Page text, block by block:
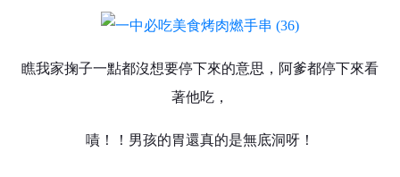
瞧我家掬子一點都沒想要停下來的意思，阿爹都停下來看
著他吃，
嘖！！男孩的胃還真的是無底洞呀！